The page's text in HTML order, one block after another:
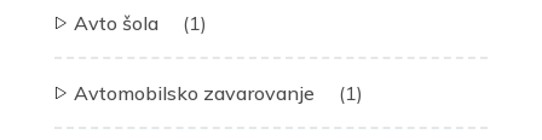
Avto šola (1)
Avtomobilsko zavarovanje (1)